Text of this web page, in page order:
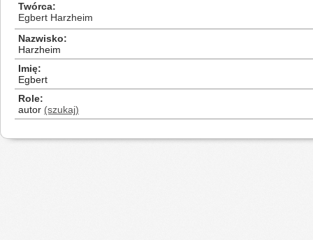
Twórca
Egbert Harzheim
Nazwisko
Harzheim
Imię
Egbert
Role
autor (szukaj)